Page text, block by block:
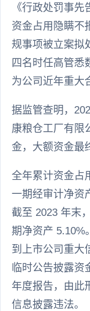
《行政处罚事
资金占用隐瞒不
规事项被立案拟
四名时任高管悉
为公司近年重大
据监管查明，
康粮仓工厂有限
金，大额资金最
全年累计资金占
一期经审计净资
截至 2023 年末
期净资产 5.10%
到上市公司重大
临时公告披露
年度报告，由此
信息披露违法。